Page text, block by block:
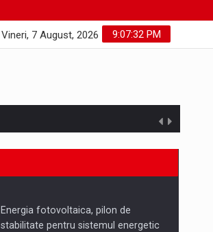
9:07:33 PM
Vineri, 7 August, 2026
Energia fotovoltaica, pilon de
stabilitate pentru sistemul energetic